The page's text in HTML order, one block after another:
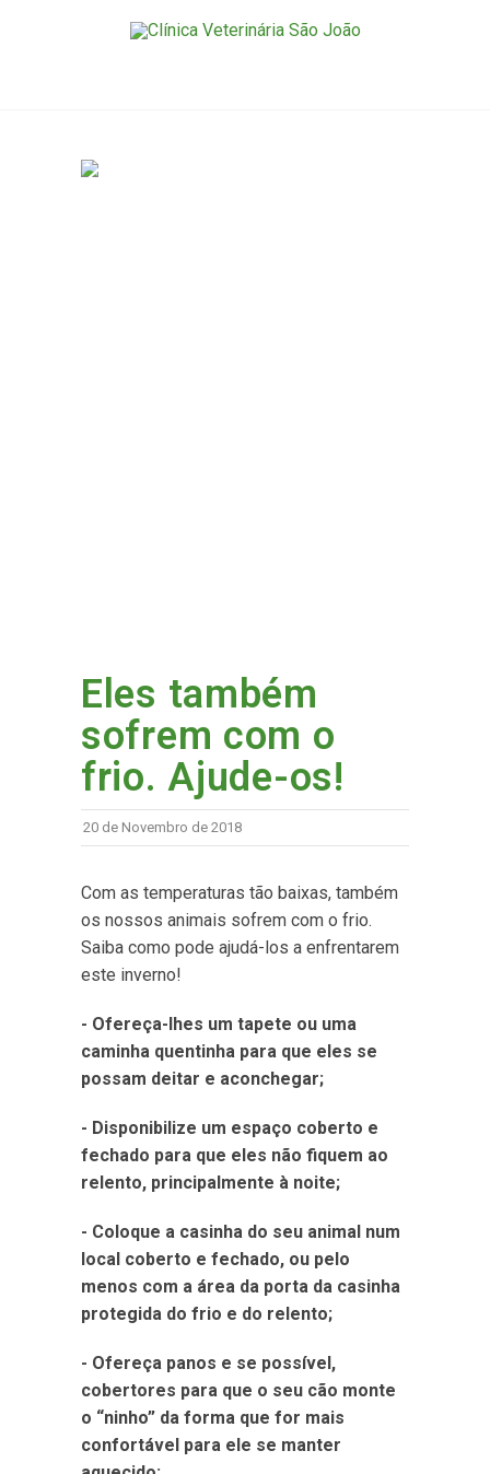
Eles também
sofrem com o
frio. Ajude-os!
20 de Novembro de 2018
Com as temperaturas tão baixas, também
os nossos animais sofrem com o frio.
Saiba como pode ajudá-los a enfrentarem
este inverno!
- Ofereça-lhes um tapete ou uma
caminha quentinha para que eles se
possam deitar e aconchegar;
- Disponibilize um espaço coberto e
fechado para que eles não fiquem ao
relento, principalmente à noite;
- Coloque a casinha do seu animal num
local coberto e fechado, ou pelo
menos com a área da porta da casinha
protegida do frio e do relento;
- Ofereça panos e se possível,
cobertores para que o seu cão monte
o “ninho” da forma que for mais
confortável para ele se manter